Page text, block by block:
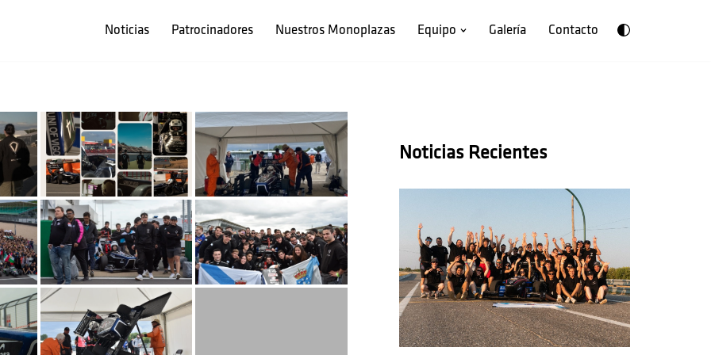
Noticias Patrocinadores Nuestros Monoplazas Equipo Galería Contacto
Noticias Recientes